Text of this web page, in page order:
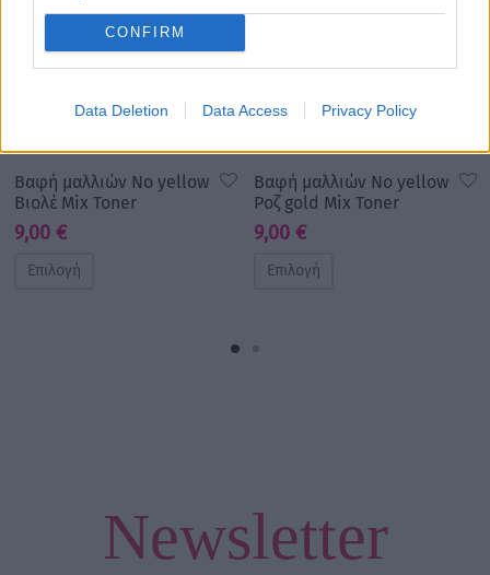
CONFIRM
Data Deletion Data Access Privacy Policy
Βαφή μαλλιών No yellow
Βιολέ Mix Toner
9,00 €
Επιλογή
Βαφή μαλλιών No yellow
Ροζ gold Mix Toner
9,00 €
Επιλογή
Newsletter